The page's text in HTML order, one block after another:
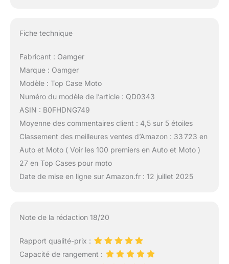
Fiche technique
Fabricant : Oamger
Marque : Oamger
Modèle : Top Case Moto
Numéro du modèle de l’article : QD0343
ASIN : B0FHDNG749
Moyenne des commentaires client : 4,5 sur 5 étoiles
Classement des meilleures ventes d’Amazon : 33 723 en
Auto et Moto ( Voir les 100 premiers en Auto et Moto )
27 en Top Cases pour moto
Date de mise en ligne sur Amazon.fr : 12 juillet 2025
Note de la rédaction 18/20
Rapport qualité-prix :
Capacité de rangement :